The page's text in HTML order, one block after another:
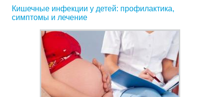
Кишечные инфекции у детей: профилактика,
симптомы и лечение